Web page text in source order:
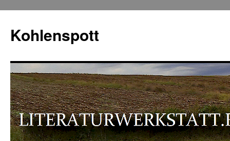
springen
Kohlenspott